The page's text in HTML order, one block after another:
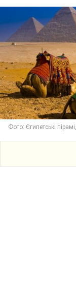
Фото: Єгипетські